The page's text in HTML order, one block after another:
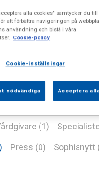
(1)
Press (0) Sophianytt
alla cookies" samtycker du
att förbättra navigeringen på
användning och bistå i våra
Cookie-policy
Cookie-inställningar
nödvändiga Acceptera